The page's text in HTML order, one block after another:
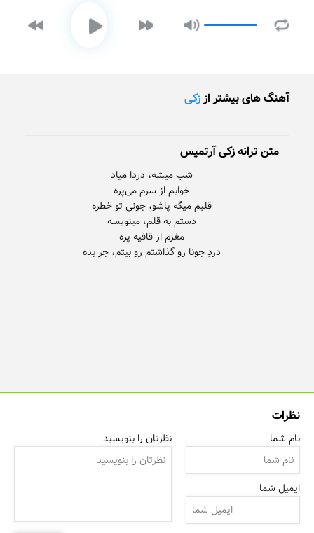
آهنگ های بیشتر اززکی
متن ترانه زکی آرتمیس
دردِ جونا رو گذاشتم رو بیتم، جر بده
نظرات
نام شما
ایمیل شما
نظرتان را بنویسید